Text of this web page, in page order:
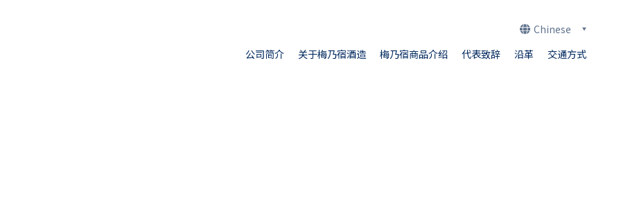
Chinese
公司简介
关于梅乃宿酒造 梅乃宿商品介绍 代表致辞 沿革 交通方式